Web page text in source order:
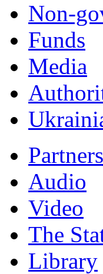
Non-
Funds
Мedia
Partners
Audio
Video
The
Library